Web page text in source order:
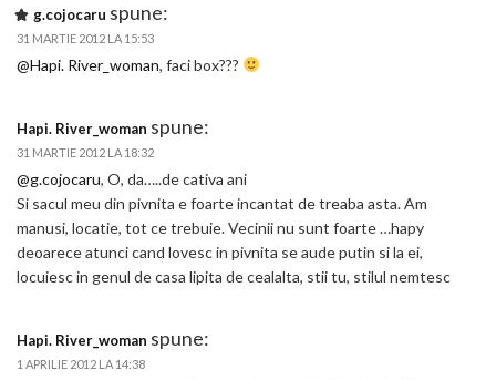
g.cojocaru spune:
31 MARTIE 2012 LA 15:53
@Hapi. River_woman, faci box???
Hapi. River_woman spune:
31 MARTIE 2012 LA 18:32
@g.cojocaru, O, da…..de cativa ani
Si sacul meu din pivnita e foarte incantat de treaba asta. Am
manusi, locatie, tot ce trebuie. Vecinii nu sunt foarte …hapy
deoarece atunci cand lovesc in pivnita se aude putin si la ei,
locuiesc in genul de casa lipita de cealalta, stii tu, stilul nemtesc
Hapi. River_woman spune:
1 APRILIE 2012 LA 14:38